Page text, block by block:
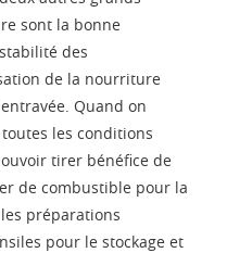
sont la bonne
des
de la nourriture
Quand on
les conditions
tirer bénéfice de
de combustible pour la
préparations
pour le stockage et